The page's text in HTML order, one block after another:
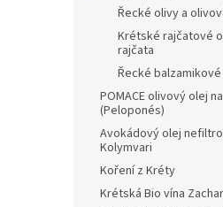
Řecké olivy a
Krétské rajčatové
rajčata
Řecké
POMACE olivový olej
(Peloponés)
Avokádový olej
Kolymvari
Koření z Kréty
Krétská Bio vína